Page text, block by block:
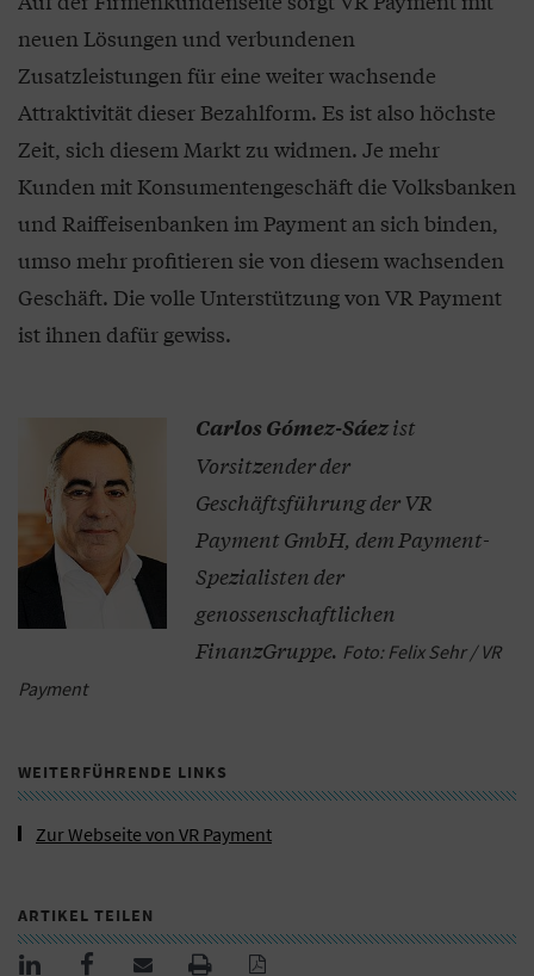
neuen Lösungen und verbundenen
Zusatzleistungen für eine weiter wachsende
Attraktivität dieser Bezahlform. Es ist also höchste
Zeit, sich diesem Markt zu widmen. Je mehr
Kunden mit Konsumentengeschäft die Volksbanken
und Raiffeisenbanken im Payment an sich binden,
umso mehr profitieren sie von diesem wachsenden
Geschäft. Die volle Unterstützung von VR Payment
ist ihnen dafür gewiss.
Carlos Gómez-Sáezist
Vorsitzender der
Geschäftsführung der VR
Payment GmbH, dem Payment-
Spezialisten der
genossenschaftlichen
FinanzGruppe. Foto: Felix Sehr / VR
Payment
WEITERFÜHRENDE LINKS
Zur Webseite von VR Payment
ARTIKEL TEILEN